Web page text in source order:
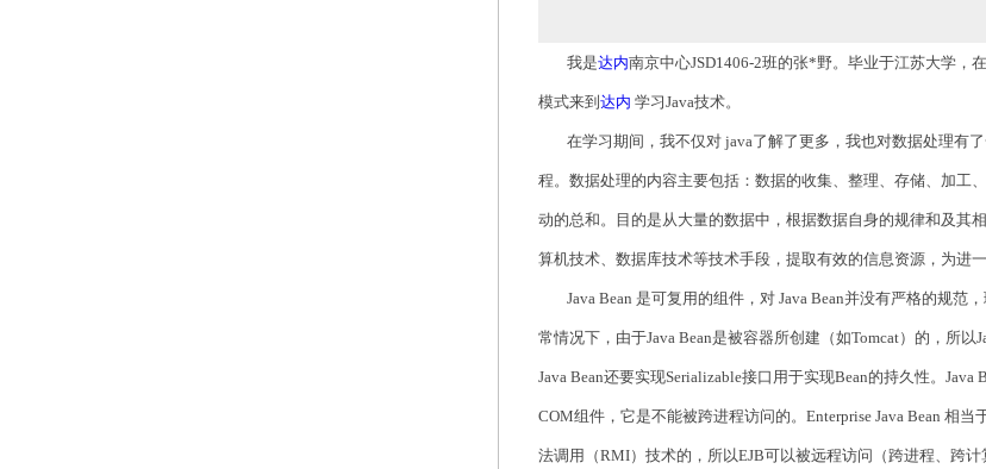
我是达内南京中心JSD1406-2班的张*野。毕业于江苏大学，
模式来到 达内 学习Java技术。
在学习期间，我不仅对 java了解了更多，我也对数据处理有
程。数据处理的内容主要包括：数据的收集、整理、存储、加工
动的总和。目的是从大量的数据中，根据数据自身的规律和及其
算机技术、数据库技术等技术手段，提取有效的信息资源，为进
Java Bean 是可复用的组件，对 Java Bean并没有严格的规范
常情况下，由于Java Bean是被容器所创建（如Tomcat）的，所
Java Bean还要实现Serializable接口用于实现Bean的持久性。
COM组件，它是不能被跨进程访问的。Enterprise Java Bean 相
法调用（RMI）技术的，所以EJB可以被远程访问（跨进程、跨计